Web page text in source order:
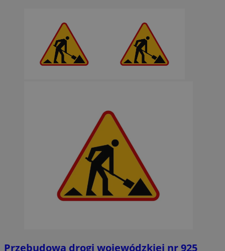
Przebudowa drogi wojewódzkiej nr 925